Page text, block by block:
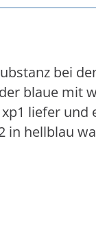
bei
blaue mit
liefer
in hellblau